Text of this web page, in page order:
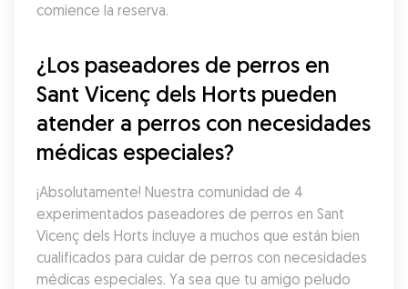
comience la reserva.
¿Los paseadores de perros en
Sant Vicenç dels Horts pueden
atender a perros con necesidades
médicas especiales?
¡Absolutamente! Nuestra comunidad de 4
experimentados paseadores de perros en Sant
Vicenç dels Horts incluye a muchos que están bien
cualificados para cuidar de perros con necesidades
médicas especiales. Ya sea que tu amigo peludo